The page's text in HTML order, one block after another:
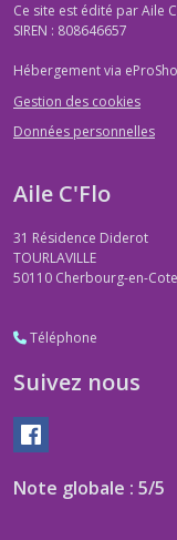
Ce site est édité par Aile
SIREN : 808646657
Hébergement via
Gestion des cookies
Données personnelles
Aile C'Flo
31 Résidence Diderot
TOURLAVILLE
50110 Cherbourg-en-
Téléphone
Suivez nous
Note globale : 5/5